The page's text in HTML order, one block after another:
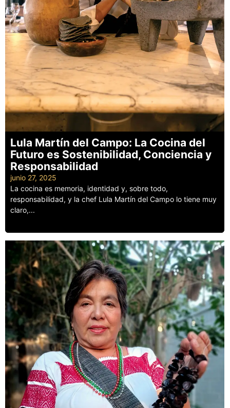
Lula Martín del Campo: La Cocina del
Futuro es Sostenibilidad, Conciencia y
Responsabilidad
junio 27, 2025
La cocina es memoria, identidad y, sobre todo,
responsabilidad, y la chef Lula Martín del Campo lo tiene muy
claro,...